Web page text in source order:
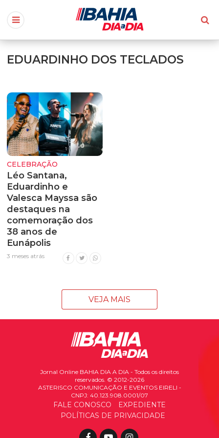
EDUARDINHO DOS TECLADOS
CELEBRAÇÃO
Léo Santana,
Eduardinho e
Valesca Mayssa são
destaques na
comemoração dos
38 anos de
Eunápolis
3 meses atrás
VEJA MAIS
Jornal Online BAHIA DIA A DIA - Todos os direitos
reservados. © 2012-2026
ASTERISCO COMUNICAÇÃO E EVENTOS EIRELI -
CNPJ: 40.123.908.0001/07
FALE CONOSCO
EXPEDIENTE
POLÍTICAS DE PRIVACIDADE